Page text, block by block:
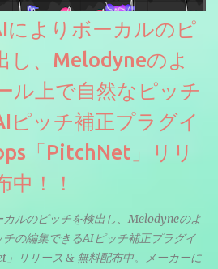
によりボーカルのピ
し、Melodyneのよ
ル上で自然なピッチ
ピッチ補正プラグイ
「PitchNet」リリ
中！！
カルのピッチを検出し、Melodyneのよ
の編集できるAIピッチ補正プラグイ
」リリース & 無料配布中。メーカーに